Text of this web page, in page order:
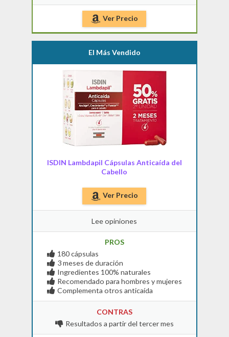
Ver Precio
El Más Vendido
ISDIN Lambdapil Cápsulas Anticaída del
Cabello
Ver Precio
Lee opiniones
PROS
180 cápsulas
3 meses de duración
Ingredientes 100% naturales
Recomendado para hombres y mujeres
Complementa otros anticaída
CONTRAS
Resultados a partir del tercer mes